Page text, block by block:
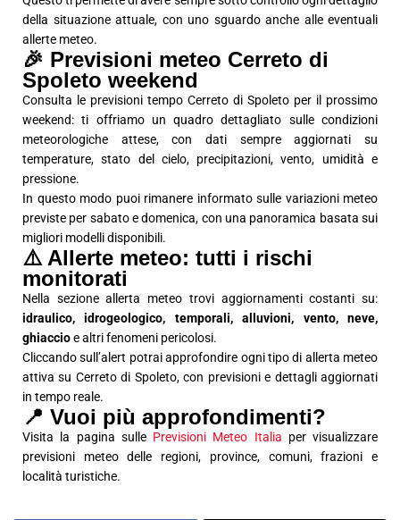
della situazione attuale, con uno sguardo anche alle eventuali
allerte meteo.
🎉 Previsioni meteo Cerreto di
Spoleto weekend
Consulta le previsioni tempo Cerreto di Spoleto per il prossimo
weekend: ti offriamo un quadro dettagliato sulle condizioni
meteorologiche attese, con dati sempre aggiornati su
temperature, stato del cielo, precipitazioni, vento, umidità e
pressione.
In questo modo puoi rimanere informato sulle variazioni meteo
previste per sabato e domenica, con una panoramica basata sui
migliori modelli disponibili.
⚠️ Allerte meteo: tutti i rischi
monitorati
Nella sezione allerta meteo trovi aggiornamenti costanti su:
idraulico, idrogeologico, temporali, alluvioni, vento, neve,
ghiaccioe altri fenomeni pericolosi.
Cliccando sull’alert potrai approfondire ogni tipo di allerta meteo
attiva su Cerreto di Spoleto, con previsioni e dettagli aggiornati
in tempo reale.
📍 Vuoi più approfondimenti?
Visita la pagina sulle Previsioni Meteo Italia per visualizzare
previsioni meteo delle regioni, province, comuni, frazioni e
località turistiche.